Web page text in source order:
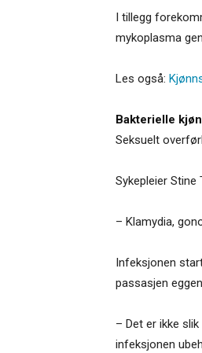
I tillegg
mykoplasma
Les også:
Bakterielle
Seksuelt
Sykepleier
– Klamydia,
Infeksjonen
passasjen
– Det er ikke
infeksjonen